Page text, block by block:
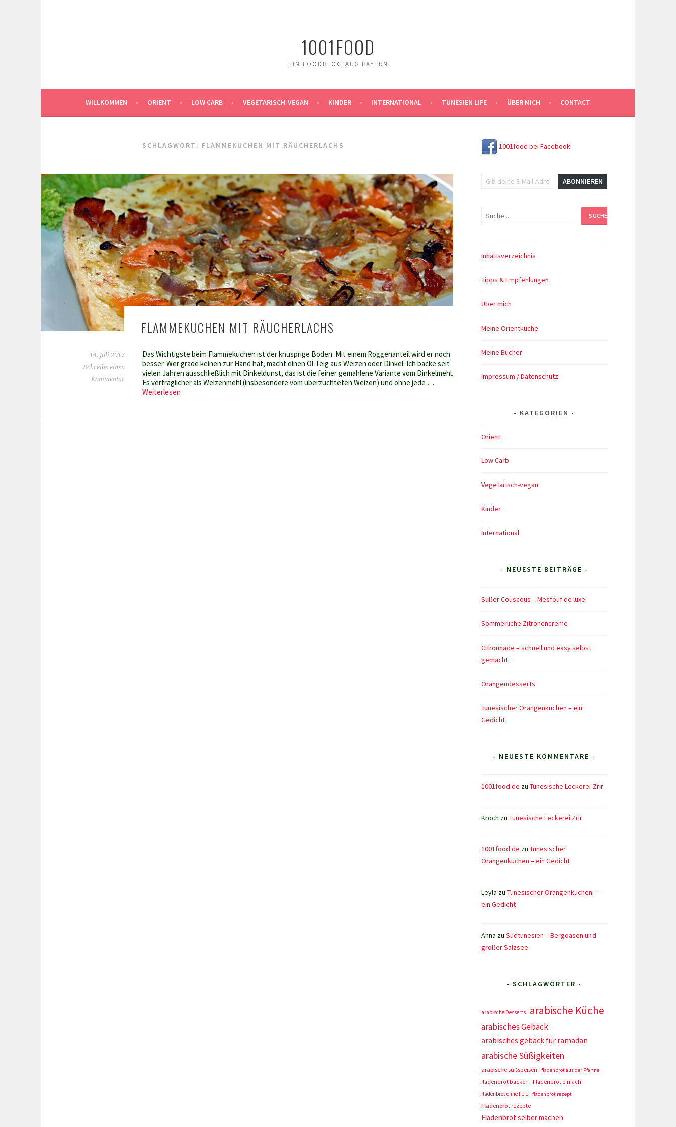
1001FOOD
EIN FOODBLOG AUS BAYERN
WILLKOMMEN ORIENT LOW CARB VEGETARISCH-VEGAN KINDER INTERNATIONAL TUNESIEN LIFE ÜBER MICH CONTACT
SCHLAGWORT: FLAMMEKUCHEN MIT RÄUCHERLACHS
FLAMMEKUCHEN MIT RÄUCHERLACHS
14. Juli 2017
Schreibe einen
Kommentar
Das Wichtigste beim Flammekuchen ist der knusprige Boden. Mit einem Roggenanteil wird er noch
besser. Wer grade keinen zur Hand hat, macht einen Öl-Teig aus Weizen oder Dinkel. Ich backe seit
vielen Jahren ausschließlich mit Dinkeldunst, das ist die feiner gemahlene Variante vom Dinkelmehl.
Es verträglicher als Weizenmehl (insbesondere vom überzüchteten Weizen) und ohne jede …
Weiterlesen
1001food bei Facebook
ABONNIEREN
Suchen SUCHEN
Inhaltsverzeichnis
Tipps & Empfehlungen
Über mich
Meine Orientküche
Meine Bücher
Impressum / Datenschutz
KATEGORIEN
Orient
Low Carb
Vegetarisch-vegan
Kinder
International
- NEUESTE BEITRÄGE -
Süßer Couscous – Mesfouf de luxe
Sommerliche Zitronencreme
Citronnade – schnell und easy selbst
gemacht
Orangendesserts
Tunesischer Orangenkuchen – ein
Gedicht
- NEUESTE KOMMENTARE -
1001food.de zu Tunesische Leckerei Zrir
Kroch zu Tunesische Leckerei Zrir
1001food.de zu Tunesischer
Orangenkuchen – ein Gedicht
Leyla zu Tunesischer Orangenkuchen –
ein Gedicht
Anna zu Südtunesien – Bergoasen und
großer Salzsee
- SCHLAGWÖRTER -
arabische Desserts arabische Küche
arabisches Gebäck
arabisches gebäck für ramadan
arabische Süßigkeiten
arabische süßspeisen fladenbrot aus der Pfanne
fladenbrot backen
Fladenbrot einfach
fladenbrot ohne hefe
fladenbrot rezept
Fladenbrot rezepte
Fladenbrot selber machen